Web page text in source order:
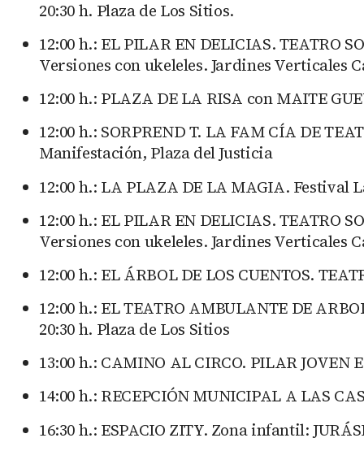
20:30 h. Plaza de Los Sitios.
12:00 h.: EL PILAR EN DELICIAS. TEATRO
Versiones con ukeleles. Jardines Verticales
12:00 h.: PLAZA DE LA RISA con MAITE
12:00 h.: SORPREND T. LA FAM CÍA DE
Manifestación, Plaza del Justicia
12:00 h.: LA PLAZA DE LA MAGIA. Festival
12:00 h.: EL PILAR EN DELICIAS. TEATRO
Versiones con ukeleles. Jardines Verticales
12:00 h.: EL ÁRBOL DE LOS CUENTOS.
12:00 h.: EL TEATRO AMBULANTE DE
20:30 h. Plaza de Los Sitios
13:00 h.: CAMINO AL CIRCO. PILAR JOVEN
14:00 h.: RECEPCIÓN MUNICIPAL A LAS
16:30 h.: ESPACIO ZITY. Zona infantil: